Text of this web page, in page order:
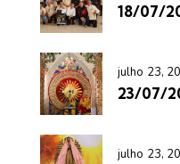
18/07/
julho 23,
23/07/
julho 23,